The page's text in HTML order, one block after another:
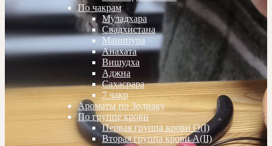
По чакрам
Муладхара
Свадхистана
Манипура
Анахата
Вишудха
Аджна
Сахасрара
7 чакр
Ароматы по Зодиаку
По группе крови
Первая группа крови О(I)
Вторая группа крови А(II)